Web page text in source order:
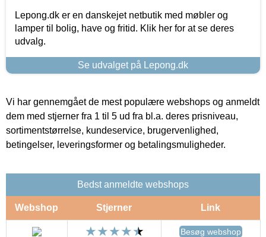
Lepong.dk er en danskejet netbutik med møbler og
lamper til bolig, have og fritid. Klik her for at se deres
udvalg.
Se udvalget på Lepong.dk
Vi har gennemgået de mest populære webshops og anmeldt
dem med stjerner fra 1 til 5 ud fra bl.a. deres prisniveau,
sortimentstørrelse, kundeservice, brugervenlighed,
betingelser, leveringsformer og betalingsmuligheder.
Bedst anmeldte webshops
Webshop Stjerner Link
Besøg webshop